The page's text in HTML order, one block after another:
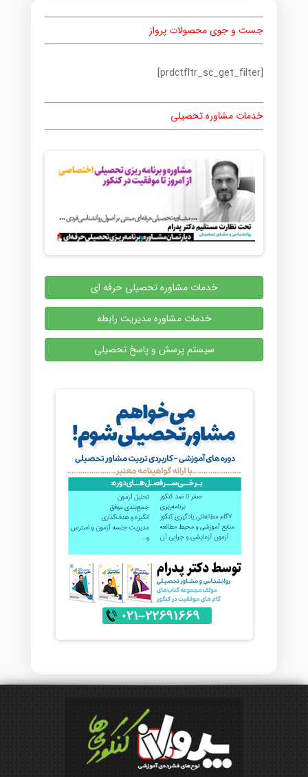
جست و جوی محصولات پرواز
[prdctfltr_sc_get_filter]
خدمات مشاوره تحصیلی
خدمات مشاوره تحصیلی حرفه ای
خدمات مشاوره مدیریت رابطه
سیستم پرسش و پاسخ تحصیلی